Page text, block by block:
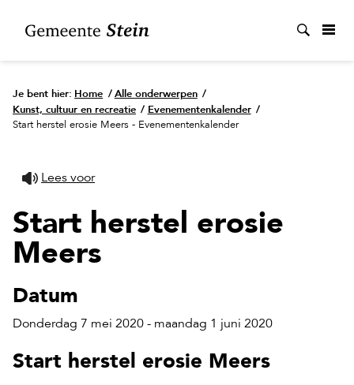
Je bent hier: Home / Alle onderwerpen /
Kunst, cultuur en recreatie / Evenementenkalender /
Start herstel erosie Meers - Evenementenkalender
Lees voor
Start herstel erosie
Meers
Datum
Donderdag 7 mei 2020 - maandag 1 juni 2020
Start herstel erosie Meers